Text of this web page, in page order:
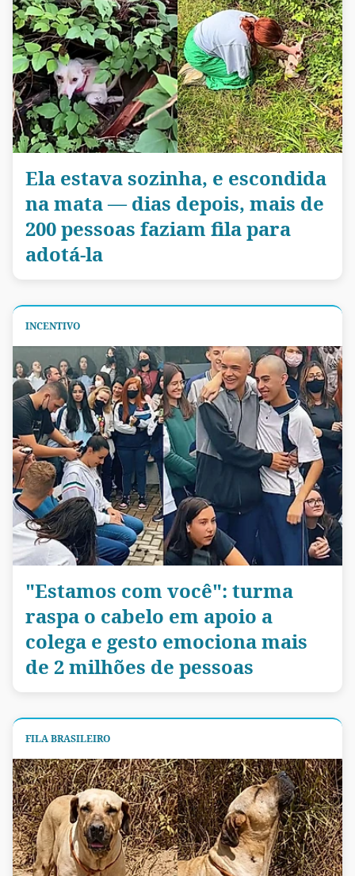
Ela estava sozinha, e escondida
na mata — dias depois, mais de
200 pessoas faziam fila para
adotá-la
INCENTIVO
"Estamos com você": turma
raspa o cabelo em apoio a
colega e gesto emociona mais
de 2 milhões de pessoas
FILA BRASILEIRO